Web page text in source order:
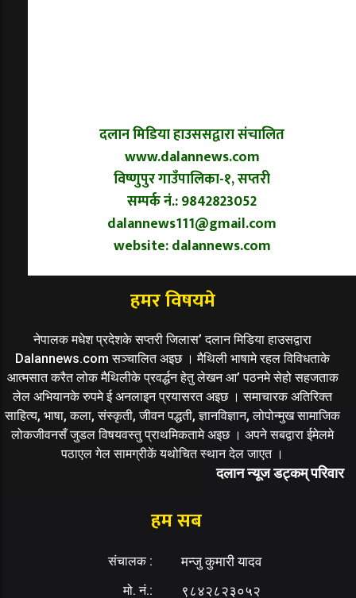
दलान मिडिया हाउससद्वारा संचालित
www.dalannews.com
विष्णुपुर गाउँपालिका-१, सप्तरी
सम्पर्क नं.: 9842823052
dalannews111@gmail.com
website: dalannews.com
हमर विषयमे
नेपालक मधेश प्रदेशके सप्तरी जिलास’ दलान मिडिया हाउसद्वारा
Dalannews.com सञ्चालित अइछ । मैथिली भाषामे रहल विविधताके
आत्मसात करैत लोक मैथिलीके प्रवर्द्धन हेतु लेखन आ’ पठनमे सेहो सहजताक
लेल अभियानके रुपमे ई अनलाइन प्रयासरत अइछ । समाचारक अतिरिक्त
साहित्य, भाषा, कला, संस्कृती, जीवन पद्धती, ज्ञानविज्ञान, लोपोन्मुख सामाजिक
लोकजीवनसँ जुडल विषयवस्तु प्राथमिकतामे अइछ । अपने सबद्वारा ईमेलमे
पठाएल गेल सामग्रीकें यथोचित स्थान देल जाएत ।
दलान न्यूज डट्कम् परिवार
हम सब
संचालक : मन्जु कुमारी यादव
मो. नं.: ९८४२८२३०५२